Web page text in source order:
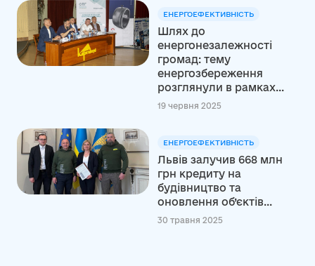
ЕНЕРГОЕФЕКТИВНІСТЬ
Шлях до
енергонезалежності
громад: тему
енергозбереження
розглянули в рамках...
19 червня 2025
ЕНЕРГОЕФЕКТИВНІСТЬ
Львів залучив 668 млн
грн кредиту на
будівництво та
оновлення об’єктів...
30 травня 2025